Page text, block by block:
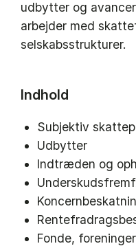
udbytter og
arbejder med
selskabsstrukturer.
Indhold
Subjektiv
Udbytter
Indtræden og
Fonde,